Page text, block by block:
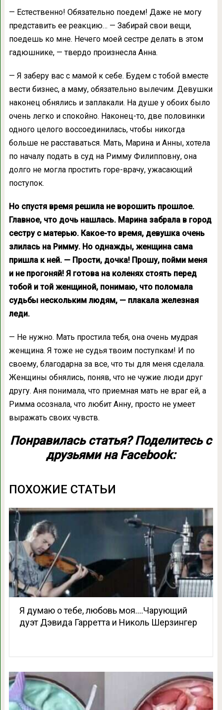
— Естественно! Обязательно поедем! Даже не могу
представить ее реакцию… — Забирай свои вещи,
поедешь ко мне. Нечего моей сестре делать в этом
гадюшнике, — твердо произнесла Анна.
— Я заберу вас с мамой к себе. Будем с тобой вместе
вести бизнес, а маму, обязательно вылечим. Девушки
наконец обнялись и заплакали. На душе у обоих было
очень легко и спокойно. Наконец-то, две половинки
одного целого воссоединилась, чтобы никогда
больше не расставаться. Мать, Марина и Анны, хотела
по началу подать в суд на Римму Филипповну, она
долго не могла простить горе-врачу, ужасающий
поступок.
Но спустя время решила не ворошить прошлое.
Главное, что дочь нашлась. Марина забрала в город
сестру с матерью. Какое-то время, девушка очень
злилась на Римму. Но однажды, женщина сама
пришла к ней. — Прости, дочка! Прошу, пойми меня
и не прогоняй! Я готова на коленях стоять перед
тобой и той женщиной, понимаю, что поломала
судьбы нескольким людям, — плакала железная
леди.
— Не нужно. Мать простила тебя, она очень мудрая
женщина. Я тоже не судья твоим поступкам! И по
своему, благодарна за все, что ты для меня сделала.
Женщины обнялись, поняв, что не чужие люди друг
другу. Аня понимала, что приемная мать не враг ей, а
Римма осознала, что любит Анну, просто не умеет
выражать своих чувств.
Понравилась статья? Поделитесь с
друзьями на Facebook:
ПОХОЖИЕ СТАТЬИ
Я думаю о тебе, любовь моя….Чарующий
дуэт Дэвида Гарретта и Николь Шерзингер